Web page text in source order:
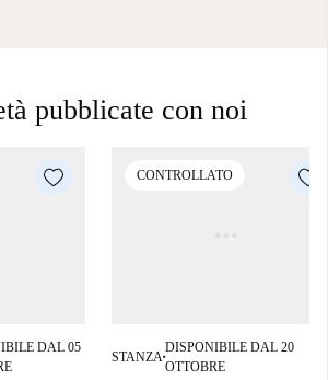
pubblicate con noi
DAL 05
CONTROLLATO
STANZA ■
DISPONIBILE DAL 20
OTTOBRE